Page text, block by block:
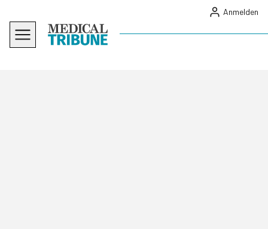
Anmelden